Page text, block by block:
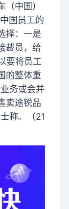
中国）
国员工的
择：一是
裁员，给
要将员工
的整体重
务或会并
卖途锐品
称。（21